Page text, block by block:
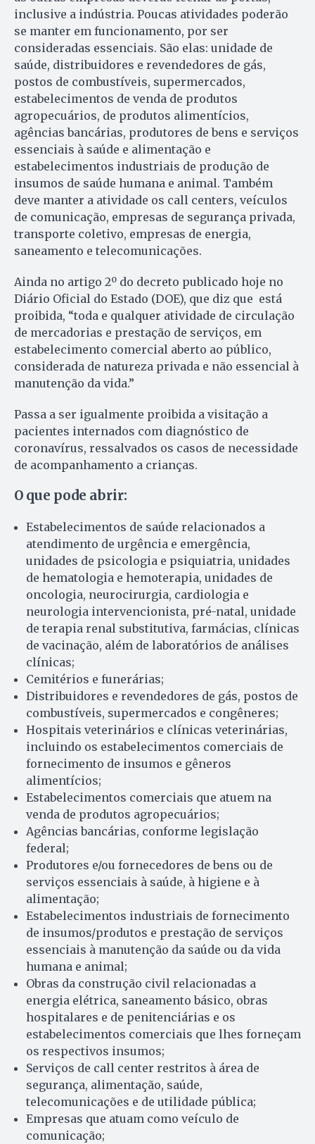
inclusive a indústria. Poucas atividades poderão
se manter em funcionamento, por ser
consideradas essenciais. São elas: unidade de
saúde, distribuidores e revendedores de gás,
postos de combustíveis, supermercados,
estabelecimentos de venda de produtos
agropecuários, de produtos alimentícios,
agências bancárias, produtores de bens e serviços
essenciais à saúde e alimentação e
estabelecimentos industriais de produção de
insumos de saúde humana e animal. Também
deve manter a atividade os call centers, veículos
de comunicação, empresas de segurança privada,
transporte coletivo, empresas de energia,
saneamento e telecomunicações.
Ainda no artigo 2º do decreto publicado hoje no
Diário Oficial do Estado (DOE), que diz que está
proibida, “toda e qualquer atividade de circulação
de mercadorias e prestação de serviços, em
estabelecimento comercial aberto ao público,
considerada de natureza privada e não essencial à
manutenção da vida.”
Passa a ser igualmente proibida a visitação a
pacientes internados com diagnóstico de
coronavírus, ressalvados os casos de necessidade
de acompanhamento a crianças.
O que pode abrir:
Estabelecimentos de saúde relacionados a
atendimento de urgência e emergência,
unidades de psicologia e psiquiatria, unidades
de hematologia e hemoterapia, unidades de
oncologia, neurocirurgia, cardiologia e
neurologia intervencionista, pré-natal, unidade
de terapia renal substitutiva, farmácias, clínicas
de vacinação, além de laboratórios de análises
clínicas;
Cemitérios e funerárias;
Distribuidores e revendedores de gás, postos de
combustíveis, supermercados e congêneres;
Hospitais veterinários e clínicas veterinárias,
incluindo os estabelecimentos comerciais de
fornecimento de insumos e gêneros
alimentícios;
Estabelecimentos comerciais que atuem na
venda de produtos agropecuários;
Agências bancárias, conforme legislação
federal;
Produtores e/ou fornecedores de bens ou de
serviços essenciais à saúde, à higiene e à
alimentação;
Estabelecimentos industriais de fornecimento
de insumos/produtos e prestação de serviços
essenciais à manutenção da saúde ou da vida
humana e animal;
Obras da construção civil relacionadas a
energia elétrica, saneamento básico, obras
hospitalares e de penitenciárias e os
estabelecimentos comerciais que lhes forneçam
os respectivos insumos;
Serviços de call center restritos à área de
segurança, alimentação, saúde,
telecomunicações e de utilidade pública;
Empresas que atuam como veículo de
comunicação;